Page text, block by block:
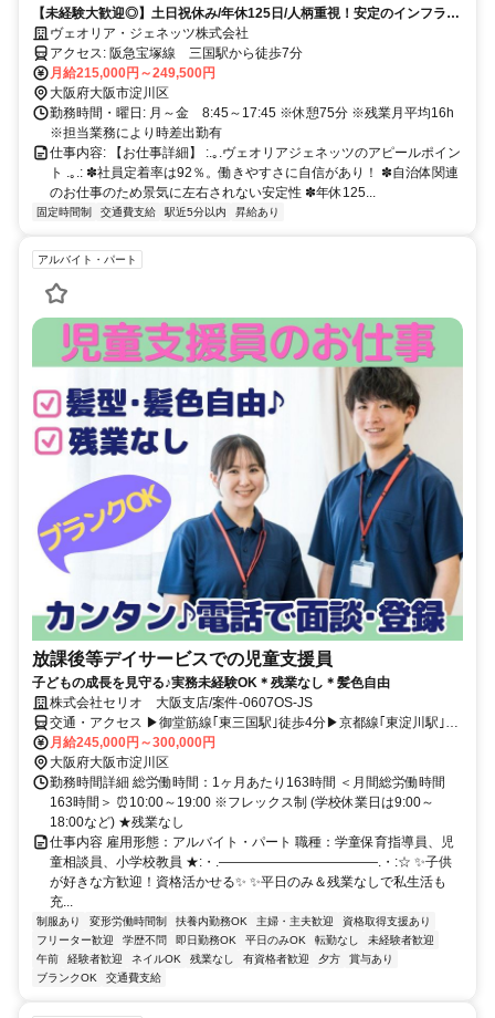
【未経験大歓迎◎】土日祝休み/年休125日/人柄重視！安定のインフラ事
業で新職種にチャレンジ！
ヴェオリア・ジェネッツ株式会社
アクセス: 阪急宝塚線 三国駅から徒歩7分
月給215,000円～249,500円
大阪府大阪市淀川区
勤務時間・曜日: 月～金 8:45～17:45 ※休憩75分 ※残業月平均16h
※担当業務により時差出勤有
仕事内容: 【お仕事詳細】 :.｡.ヴェオリアジェネッツのアピールポイン
ト .｡.: ✽社員定着率は92％。働きやすさに自信があり！ ✽自治体関連
のお仕事のため景気に左右されない安定性 ✽年休125...
固定時間制 交通費支給 駅近5分以内 昇給あり
アルバイト・パート
放課後等デイサービスでの児童支援員
子どもの成長を見守る♪実務未経験OK＊残業なし＊髪色自由
株式会社セリオ 大阪支店/案件-0607OS-JS
交通・アクセス ▶御堂筋線｢東三国駅｣徒歩4分▶京都線｢東淀川駅｣徒
歩13分▶御堂筋線｢新大阪駅｣徒歩12分▶御堂筋線｢江坂駅｣電車3分▶
御堂筋線｢西中島南方駅｣電車4分▶交通費規定支給
月給245,000円～300,000円
大阪府大阪市淀川区
勤務時間詳細 総労働時間：1ヶ月あたり163時間 ＜月間総労働時間
163時間＞ ⏰10:00～19:00 ※フレックス制 (学校休業日は9:00～
18:00など) ★残業なし
仕事内容 雇用形態：アルバイト・パート 職種：学童保育指導員、児
童相談員、小学校教員 ★:・.――――――――――――.・:☆ ✨子供
が好きな方歓迎！資格活かせる✨ ✨平日のみ＆残業なしで私生活も
充...
制服あり 変形労働時間制 扶養内勤務OK 主婦・主夫歓迎
資格取得支援あり
フリーター歓迎
学歴不問 即日勤務OK 平日のみOK 転勤なし
未経験者歓迎
午前
経験者歓迎 ネイルOK 残業なし 有資格者歓迎 夕方
賞与あり
ブランクOK
交通費支給